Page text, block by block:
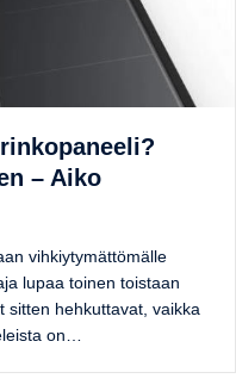
– Aiko
vihkiytymättömälle
lupaa toinen toistaan
sitten hehkuttavat, vaikka
on…